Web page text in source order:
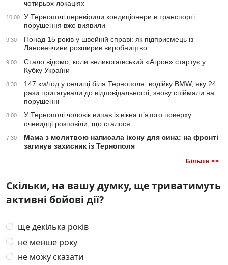
чотирьох локаціях
10:00
У Тернополі перевірили кондиціонери в транспорті:
порушення вже виявили
9:30
Понад 15 років у швейній справі: як підприємець із
Лановеччини розширив виробництво
9:00
Стало відомо, коли великогаївський «Агрон» стартує у
Кубку України
8:30
147 км/год у селищі біля Тернополя: водійку BMW, яку 24
рази притягували до відповідальності, знову спіймали на
порушенні
8:00
У Тернополі чоловік випав із вікна п’ятого поверху:
очевидці розповіли, що сталося
7:30
Мама з молитвою написала ікону для сина: на фронті
загинув захисник із Тернополя
Більше >>
Скільки, на вашу думку, ще триватимуть
активні бойові дії?
ще декілька років
не менше року
не можу сказати